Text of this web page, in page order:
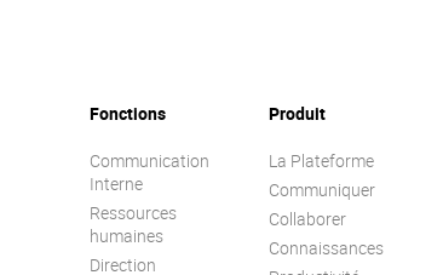
Fonctions
Communication
Interne
Ressources
humaines
Direction
Produit
La Plateforme
Communiquer
Collaborer
Connaissances